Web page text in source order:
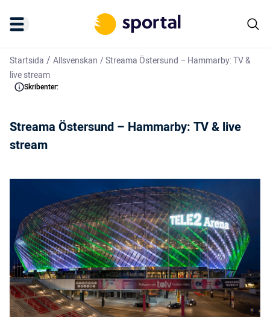
Startsida / Allsvenskan /Streama Östersund – Hammarby: TV &
live stream
Skribenter:
Streama Östersund – Hammarby: TV & live
stream